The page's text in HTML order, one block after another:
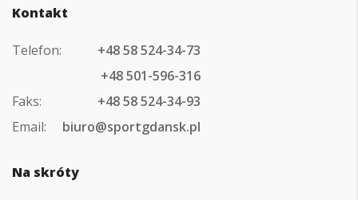
Kontakt
Telefon:
+48 58 524-34-73
+48 501-596-316
Faks:
+48 58 524-34-93
Email:
biuro@sportgdansk.pl
Na skróty